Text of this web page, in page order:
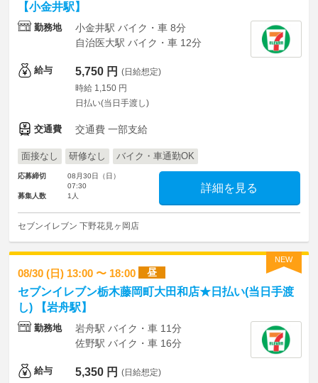
【小金井駅】
勤務地
小金井駅 バイク・車 8分
自治医大駅 バイク・車 12分
給与 5,750 円 (日給想定)
時給 1,150 円
日払い(当日手渡し)
交通費 交通費 一部支給
面接なし 研修なし バイク・車通勤OK
応募締切
08月30日（日）
07:30
募集人数
1人
詳細を見る
セブンイレブン 下野花見ヶ岡店
NEW
08/30 (日) 13:00 〜 18:00 昼
セブンイレブン栃木藤岡町大田和店★日払い(当日手渡
し) 【岩舟駅】
勤務地
岩舟駅 バイク・車 11分
佐野駅 バイク・車 16分
給与 5,350 円 (日給想定)